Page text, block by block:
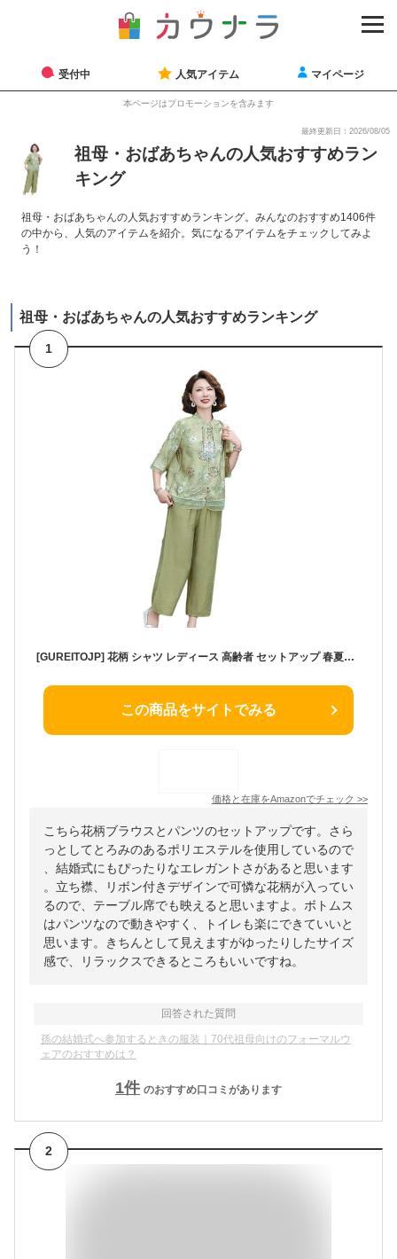
受付中 人気アイテム マイページ
本ページはプロモーションを含みます
最終更新日：2026/08/05
祖母・おばあちゃんの人気おすすめラン
キング
祖母・おばあちゃんの人気おすすめランキング。みんなのおすすめ1406件
の中から、人気のアイテムを紹介。気になるアイテムをチェックしてみよ
う！
祖母・おばあちゃんの人気おすすめランキング
1
[GUREITOJP] 花柄 シャツ レディース 高齢者 セットアップ 春夏着 女性 カットソー 半袖 プルオン ブラウス ファッション 60代 70代 80代 お年寄り 夏着 ゆったり 婦人服 ママ 母の日 プレゼント 敬老 グリーン 3XL
この商品をサイトでみる
価格と在庫をAmazonでチェック >>
こちら花柄ブラウスとパンツのセットアップです。さら
っとしてとろみのあるポリエステルを使用しているので
、結婚式にもぴったりなエレガントさがあると思います
。立ち襟、リボン付きデザインで可憐な花柄が入ってい
るので、テーブル席でも映えると思いますよ。ボトムス
はパンツなので動きやすく、トイレも楽にできていいと
思います。きちんとして見えますがゆったりしたサイズ
感で、リラックスできるところもいいですね。
回答された質問
孫の結婚式へ参加するときの服装｜70代祖母向けのフォーマルウ
ェアのおすすめは？
1件 のおすすめ口コミがあります
2